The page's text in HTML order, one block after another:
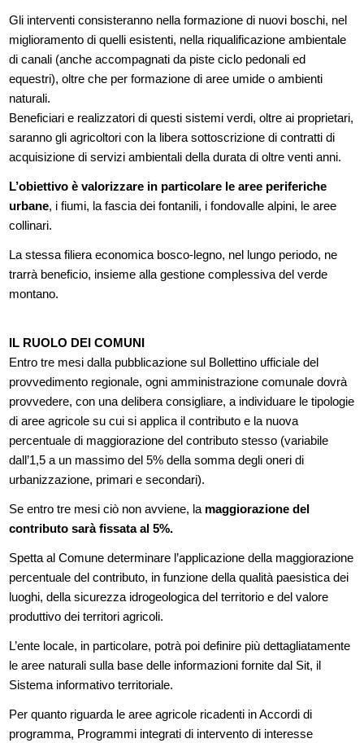
Gli interventi consisteranno nella formazione di nuovi boschi, nel
miglioramento di quelli esistenti, nella riqualificazione ambientale
di canali (anche accompagnati da piste ciclo pedonali ed
equestri), oltre che per formazione di aree umide o ambienti
naturali.
Beneficiari e realizzatori di questi sistemi verdi, oltre ai proprietari,
saranno gli agricoltori con la libera sottoscrizione di contratti di
acquisizione di servizi ambientali della durata di oltre venti anni.
L’obiettivo è valorizzare in particolare le aree periferiche
urbane, i fiumi, la fascia dei fontanili, i fondovalle alpini, le aree
collinari.
La stessa filiera economica bosco-legno, nel lungo periodo, ne
trarrà beneficio, insieme alla gestione complessiva del verde
montano.
IL RUOLO DEI COMUNI
Entro tre mesi dalla pubblicazione sul Bollettino ufficiale del
provvedimento regionale, ogni amministrazione comunale dovrà
provvedere, con una delibera consigliare, a individuare le tipologie
di aree agricole su cui si applica il contributo e la nuova
percentuale di maggiorazione del contributo stesso (variabile
dall’1,5 a un massimo del 5% della somma degli oneri di
urbanizzazione, primari e secondari).
Se entro tre mesi ciò non avviene, la maggiorazione del
contributo sarà fissata al 5%.
Spetta al Comune determinare l’applicazione della maggiorazione
percentuale del contributo, in funzione della qualità paesistica dei
luoghi, della sicurezza idrogeologica del territorio e del valore
produttivo dei territori agricoli.
L’ente locale, in particolare, potrà poi definire più dettagliatamente
le aree naturali sulla base delle informazioni fornite dal Sit, il
Sistema informativo territoriale.
Per quanto riguarda le aree agricole ricadenti in Accordi di
programma, Programmi integrati di intervento di interesse